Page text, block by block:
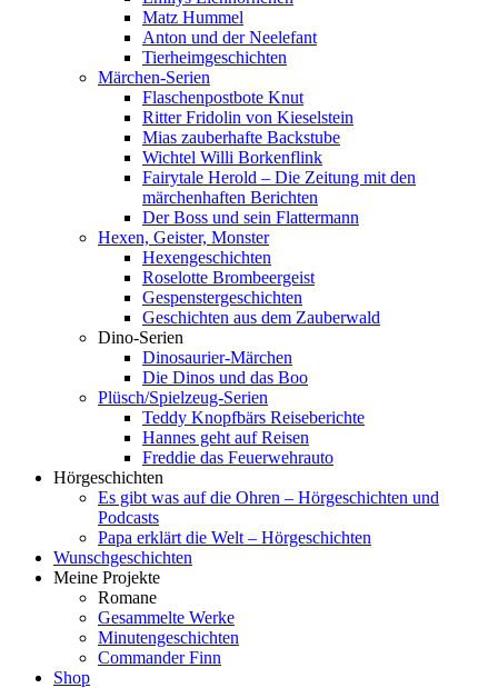
Matz Hummel
Anton und der Neelefant
Tierheimgeschichten
Märchen-Serien
Flaschenpostbote Knut
Ritter Fridolin von Kieselstein
Mias zauberhafte Backstube
Wichtel Willi Borkenflink
Fairytale Herold – Die Zeitung mit den
märchenhaften Berichten
Der Boss und sein Flattermann
Hexen, Geister, Monster
Hexengeschichten
Roselotte Brombeergeist
Gespenstergeschichten
Geschichten aus dem Zauberwald
Dino-Serien
Dinosaurier-Märchen
Die Dinos und das Boo
Plüsch/Spielzeug-Serien
Teddy Knopfbärs Reiseberichte
Hannes geht auf Reisen
Freddie das Feuerwehrauto
Hörgeschichten
Es gibt was auf die Ohren – Hörgeschichten und
Podcasts
Papa erklärt die Welt – Hörgeschichten
Wunschgeschichten
Meine Projekte
Romane
Gesammelte Werke
Minutengeschichten
Commander Finn
Shop